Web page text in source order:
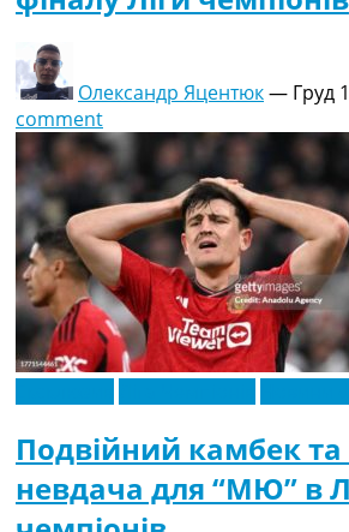
Олександр Яцентюк— Груд
comment
Подвійний камбек та
невдача для “МЮ” в